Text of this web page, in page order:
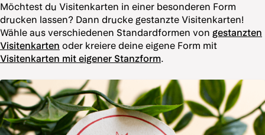
Möchtest du Visitenkarten in einer besonderen Form
drucken lassen? Dann drucke gestanzte Visitenkarten!
Wähle aus verschiedenen Standardformen von gestanzten
Visitenkarten oder kreiere deine eigene Form mit
Visitenkarten mit eigener Stanzform.